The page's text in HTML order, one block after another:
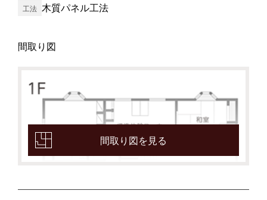
工法 木質パネル工法
間取り図
間取り図を見る